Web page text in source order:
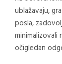
ublažavaju,
posla,
očigledan